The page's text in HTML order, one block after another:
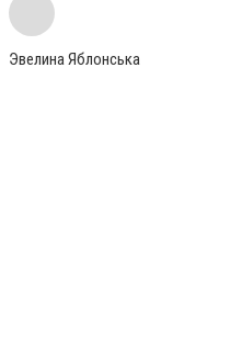
Эвелина Яблонська